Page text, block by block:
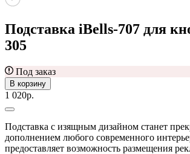
Подставка iBells-707 для
305
Под заказ
В корзину
1 020р.
Подставка с изящным дизайном станет
дополнением любого современного
предоставляет возможность размещения